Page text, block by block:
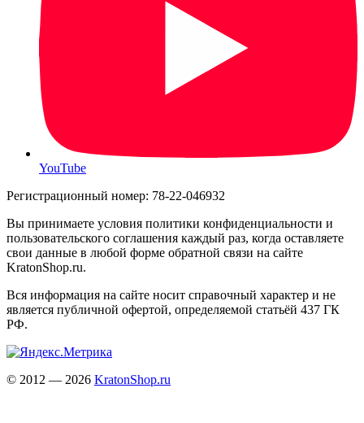
YouTube
Регистрационный номер: 78-22-046932
Вы принимаете условия политики конфиденциальности и
пользовательского соглашения каждый раз, когда оставляете
свои данные в любой форме обратной связи на сайте
KratonShop.ru.
Вся информация на сайте носит справочный характер и не
является публичной офертой, определяемой статьёй 437 ГК
РФ.
© 2012 — 2026 KratonShop.ru